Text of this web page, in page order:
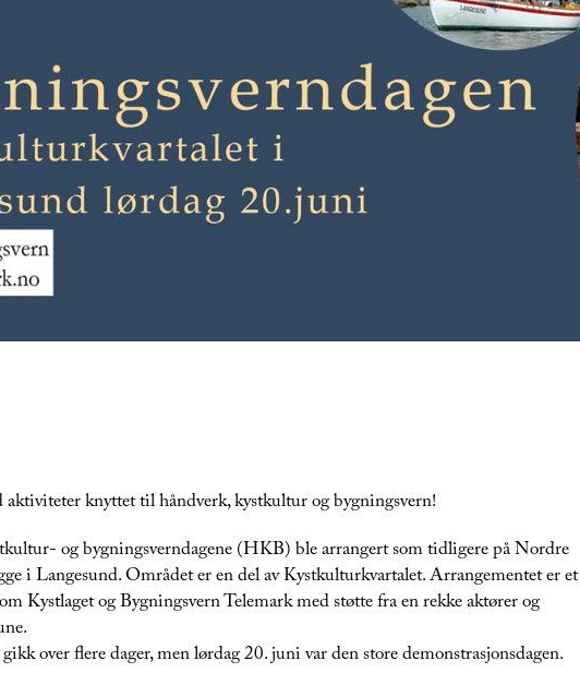
knyttet til håndverk, kystkultur og bygningsvern!
og bygningsverndagene (HKB) ble arrangert som tidligere på Nordre
i Langesund. Området er en del av Kystkulturkvartalet. Arrangementet er et
Kystlaget og Bygningsvern Telemark med støtte fra en rekke aktører og
over flere dager, men lørdag 20. juni var den store demonstrasjonsdagen.